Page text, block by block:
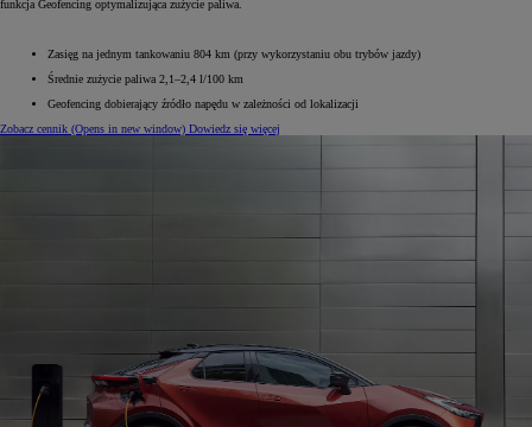
funkcja Geofencing optymalizująca zużycie paliwa.
Zasięg na jednym tankowaniu 804 km (przy wykorzystaniu obu trybów jazdy)
Średnie zużycie paliwa 2,1–2,4 l/100 km
Geofencing dobierający źródło napędu w zależności od lokalizacji
Zobacz cennik (Opens in new window) Dowiedz się więcej